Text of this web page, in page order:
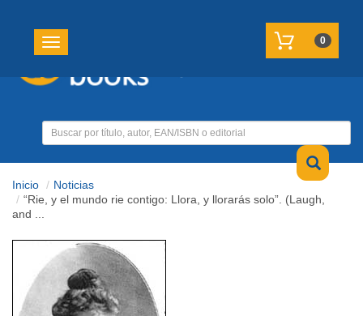
Toggle navigation 0
Inicio
Noticias
“Rie, y el mundo rie contigo: Llora, y llorarás solo”. (Laugh,
and ...